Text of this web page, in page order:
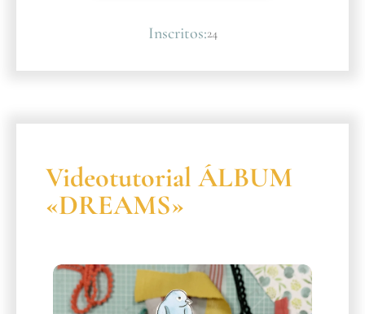
Inscritos:24
Videotutorial ÁLBUM
«DREAMS»